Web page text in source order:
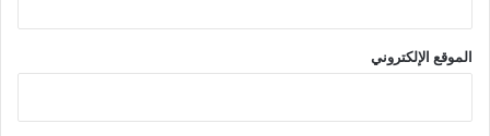
الموقع الإلكتروني